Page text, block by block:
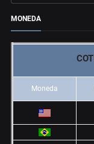
MONEDA
Moneda